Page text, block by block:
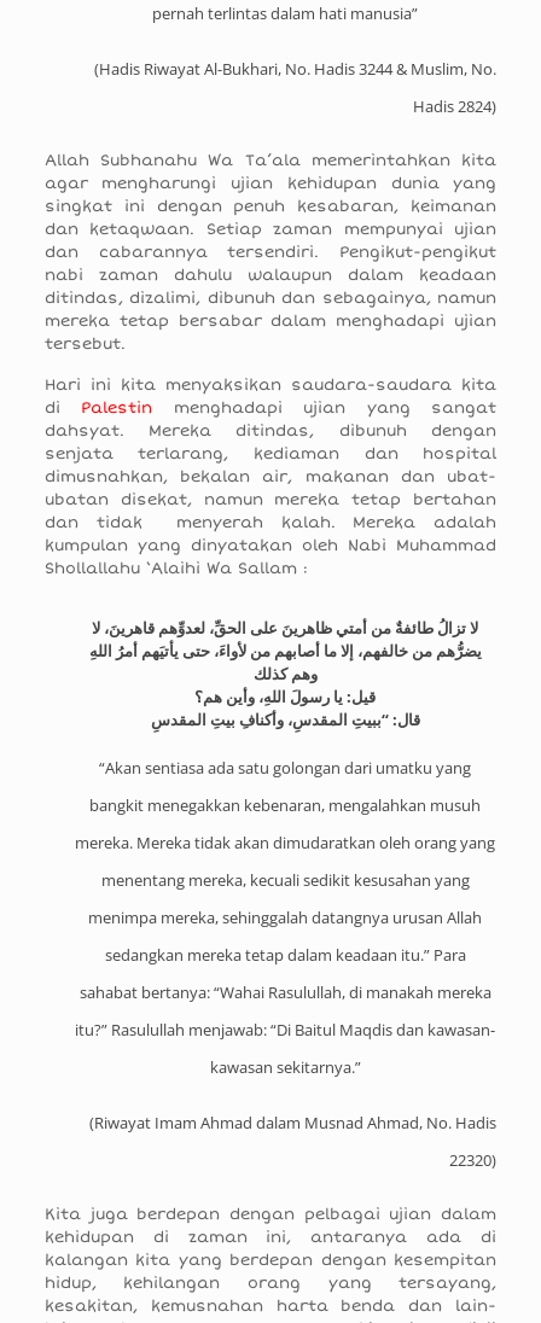
pernah terlintas dalam hati manusia”
(Hadis RiwayatAl-Bukhari, No. Hadis 3244& Muslim, No.
Hadis 2824)
Allah Subhanahu Wa Ta’ala memerintahkan kita
agar mengharungi ujian kehidupan dunia yang
singkat ini dengan penuh kesabaran, keimanan
dan ketaqwaan. Setiap zaman mempunyai ujian
dan cabarannya tersendiri. Pengikut-pengikut
nabi zaman dahulu walaupun dalam keadaan
ditindas, dizalimi, dibunuh dan sebagainya, namun
mereka tetap bersabar dalam menghadapi ujian
tersebut.
Hari ini kita menyaksikan saudara-saudara kita
di Palestin menghadapi ujian yang sangat
dahsyat. Mereka ditindas, dibunuh dengan
senjata terlarang, kediaman dan hospital
dimusnahkan, bekalan air, makanan dan ubat-
ubatan disekat, namun mereka tetap bertahan
dan tidak menyerah kalah. Mereka adalah
kumpulan yang dinyatakan oleh Nabi Muhammad
Shollallahu ‘Alaihi Wa Sallam :
لا تزالُ طائفةٌ من أمتي ظاهرينَ على الحقِّ، لعدوِّهم قاهرينَ، لا
يضرُّهم من خالفهم، إلا ما أصابهم من لأواءَ، حتى يأتيَهم أمرُ اللهِ
وهم كذلك
قيل: يا رسولَ اللهِ، وأين هم؟
قال: “ببيتِ المقدسِ، وأكنافِ بيتِ المقدسِ
“Akan sentiasa ada satu golongan dari umatku yang
bangkit menegakkan kebenaran, mengalahkan musuh
mereka. Mereka tidak akan dimudaratkan oleh orang yang
menentang mereka, kecuali sedikit kesusahan yang
menimpa mereka, sehinggalah datangnya urusan Allah
sedangkan mereka tetap dalam keadaan itu.” Para
sahabat bertanya: “Wahai Rasulullah, di manakah mereka
itu?” Rasulullah menjawab: “Di Baitul Maqdis dan kawasan-
kawasan sekitarnya.”
(Riwayat Imam Ahmad dalam Musnad Ahmad, No. Hadis
22320)
Kita juga berdepan dengan pelbagai ujian dalam
kehidupan di zaman ini, antaranya ada di
kalangan kita yang berdepan dengan kesempitan
hidup, kehilangan orang yang tersayang,
kesakitan, kemusnahan harta benda dan lain-